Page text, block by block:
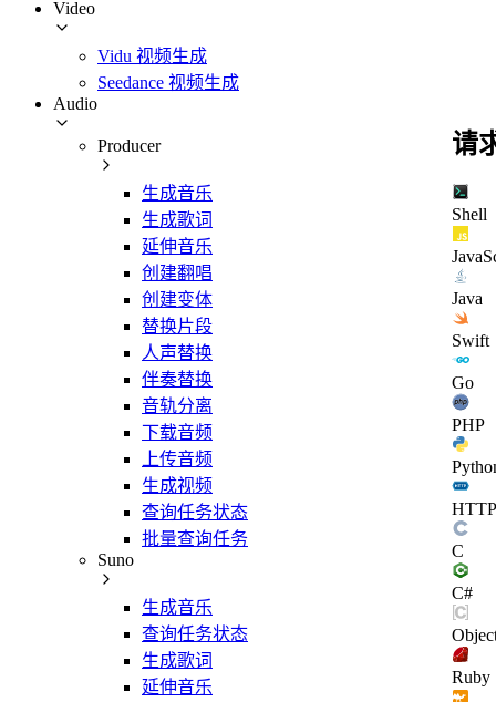
Video
Vidu 视频生成
Seedance 视频生成
Audio
Producer
生成音乐
生成歌词
延伸音乐
创建翻唱
创建变体
替换片段
人声替换
伴奏替换
音轨分离
下载音频
上传音频
生成视频
查询任务状态
批量查询任务
Suno
生成音乐
查询任务状态
生成歌词
延伸音乐
请
Shell
Java
Swift
Go
PHP
HTTP
C
C#
Ruby